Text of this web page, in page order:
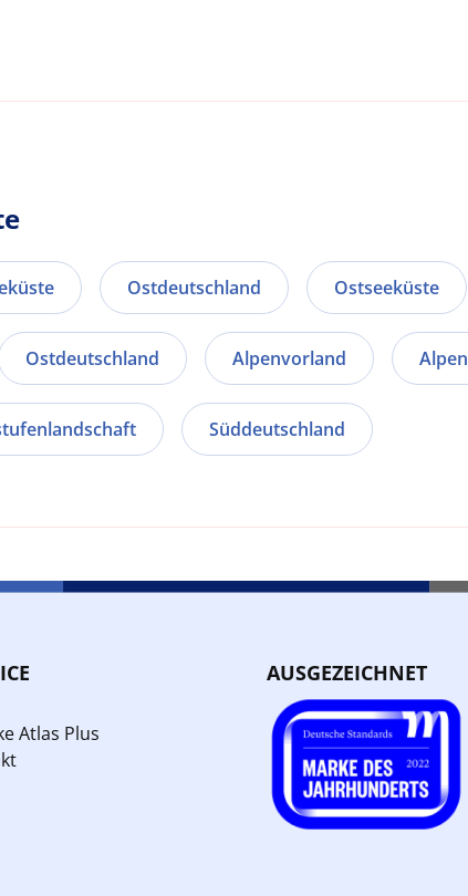
Ostdeutschland Ostseeküste
Ostdeutschland Alpenvorland Alpen
Süddeutschland
Atlas Plus
AUSGEZEICHNET